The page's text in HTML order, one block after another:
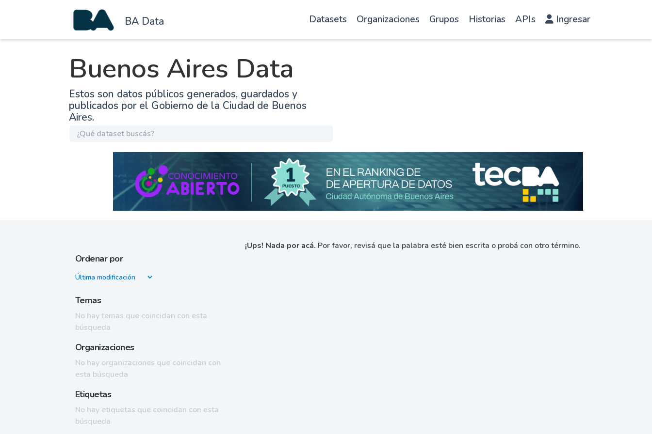
BA Data Datasets Organizaciones Grupos Historias APIs Ingresar
Buenos Aires Data
Estos son datos públicos generados, guardados y
publicados por el Gobierno de la Ciudad de Buenos
Aires.
Ordenar por
Temas
No hay temas que coincidan con esta
búsqueda
Organizaciones
No hay organizaciones que coincidan con
esta búsqueda
Etiquetas
No hay etiquetas que coincidan con esta
búsqueda
¡Ups! Nada por acá. Por favor, revisá que la palabra esté bien escrita o probá con otro término.